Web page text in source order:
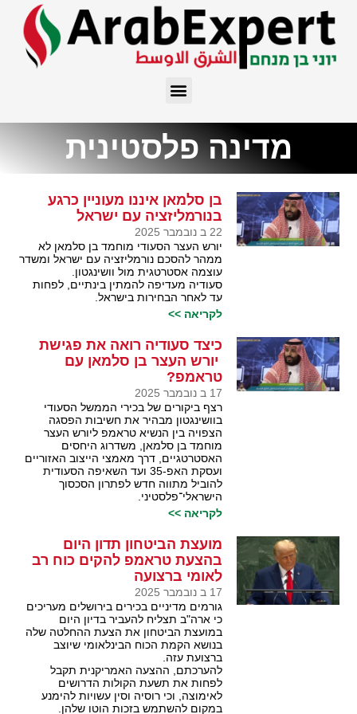
מדינה פלסטינית
בן סלמאן איננו מעוניין כרגע
בנורמליזציה עם ישראל
22 ב נובמבר 2025
יורש העצר הסעודי מוחמד בן סלמאן לא
ממהר להסכם נורמליזציה עם ישראל ומשדר
עוצמה אסטרטגית מול וושינגטון.
סעודיה מעדיפה להמתין בינתיים, לפחות
עד לאחר הבחירות בישראל.
לקריאה >>
כיצד סעודיה רואה את פגישת
יורש העצר בן סלמאן עם
טראמפ?
17 ב נובמבר 2025
רצף ביקורים של בכירי הממשל הסעודי
בוושינגטון מבהיר את חשיבות הפסגה
הצפויה בין הנשיא טראמפ ליורש העצר
מוחמד בן סלמאן, משדרוג היחסים
האסטרטגיים, דרך מאמצי הייצוב האזוריים
ועסקת האפ-35 ועד השאיפה הסעודית
להוביל מתווה חדש לפתרון הסכסוך
הישראלי־פלסטיני.
לקריאה >>
מועצת הביטחון תדון היום
בהצעת טראמפ להקים כוח רב
לאומי ברצועה
17 ב נובמבר 2025
גורמים מדיניים בכירים בירושלים מעריכים
כי ארה"ב תצליח להעביר בדיון היום
במועצת הביטחון את הצעת ההחלטה שלה
בנושא הקמת הכוח הבינלאומי שיוצב
ברצועת עזה.
להערכתם, ההצעה האמריקנית תקבל
לפחות את תשעת הקולות הדרושים
לאימוצה, וכי רוסיה וסין עשויות להימנע
במקום להשתמש בזכות הוטו שלהן.